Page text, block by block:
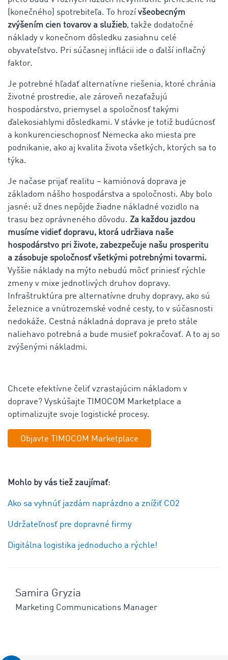
(konečného) spotrebiteľa. To hrozí všeobecným
zvýšením cien tovarov a služieb, takže dodatočné
náklady v konečnom dôsledku zasiahnu celé
obyvateľstvo. Pri súčasnej inflácii ide o ďalší inflačný
faktor.
Je potrebné hľadať alternatívne riešenia, ktoré chránia
životné prostredie, ale zároveň nezaťažujú
hospodárstvo, priemysel a spoločnosť takými
ďalekosiahlymi dôsledkami. V stávke je totiž budúcnosť
a konkurencieschopnosť Nemecka ako miesta pre
podnikanie, ako aj kvalita života všetkých, ktorých sa to
týka.
Je načase prijať realitu – kamiónová doprava je
základom nášho hospodárstva a spoločnosti. Aby bolo
jasné: už dnes nepôjde žiadne nákladné vozidlo na
trasu bez oprávneného dôvodu. Za každou jazdou
musíme vidieť dopravu, ktorá udržiava naše
hospodárstvo pri živote, zabezpečuje našu prosperitu
a zásobuje spoločnosť všetkými potrebnými tovarmi.
Vyššie náklady na mýto nebudú môcť priniesť rýchle
zmeny v mixe jednotlivých druhov dopravy.
Infraštruktúra pre alternatívne druhy dopravy, ako sú
železnice a vnútrozemské vodné cesty, to v súčasnosti
nedokáže. Cestná nákladná doprava je preto stále
naliehavo potrebná a bude musieť pokračovať. A to aj so
zvýšenými nákladmi.
Chcete efektívne čeliť vzrastajúcim nákladom v
doprave? Vyskúšajte TIMOCOM Marketplace a
optimalizujte svoje logistické procesy.
Objavte TIMOCOM Marketplace
Mohlo by vás tiež zaujímať:
Ako sa vyhnúť jazdám naprázdno a znížiť CO2
Udržateľnosť pre dopravné firmy
Digitálna logistika jednoducho a rýchle!
Samira Gryzia
Marketing Communications Manager